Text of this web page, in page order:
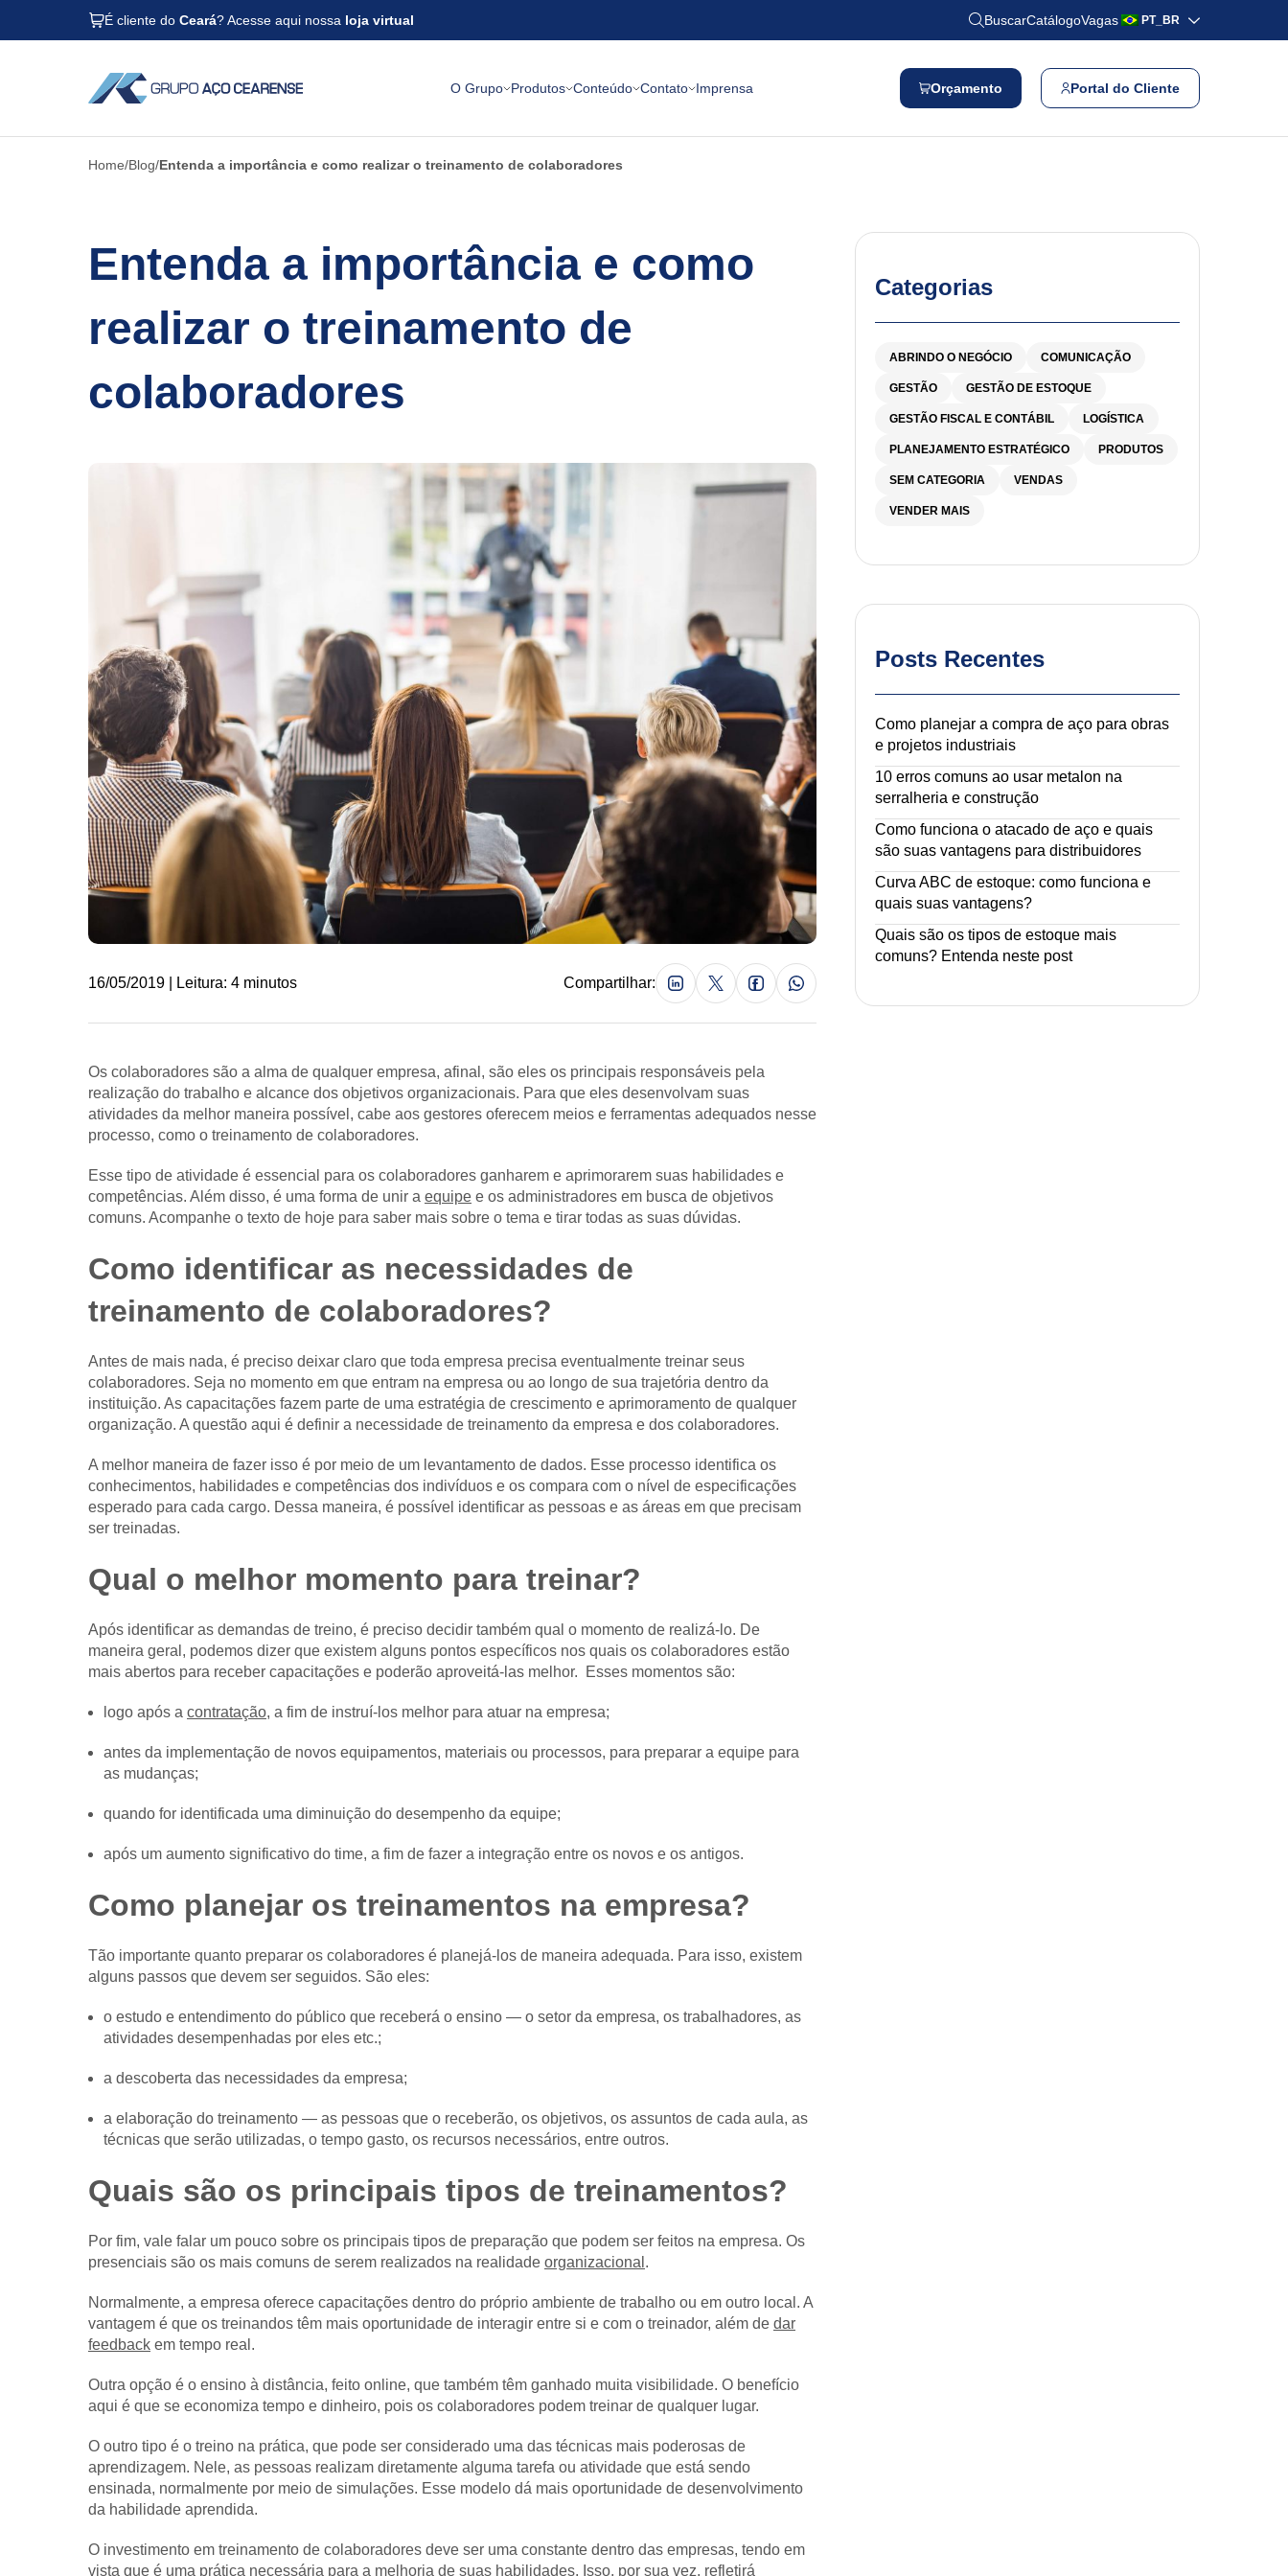
É cliente doCeará? Acesse aqui nossa loja virtual BuscarCatálogoVagas PT_BR
O Grupo Produtos Conteúdo Contato Imprensa Orçamento Portal do Cliente
Home Blog Entenda a importância e como realizar o treinamento de colaboradores
Entenda a importância e como
realizar o treinamento de
colaboradores
16/05/2019 | Leitura: 4 minutos Compartilhar:
Os colaboradores são a alma de qualquer empresa, afinal, são eles os principais responsáveis pela
realização do trabalho e alcance dos objetivos organizacionais. Para que eles desenvolvam suas
atividades da melhor maneira possível, cabe aos gestores oferecem meios e ferramentas adequados nesse
processo, como o treinamento de colaboradores.
Esse tipo de atividade é essencial para os colaboradores ganharem e aprimorarem suas habilidades e
competências. Além disso, é uma forma de unir a equipe e os administradores em busca de objetivos
comuns. Acompanhe o texto de hoje para saber mais sobre o tema e tirar todas as suas dúvidas.
Como identificar as necessidades de
treinamento de colaboradores?
Antes de mais nada, é preciso deixar claro que toda empresa precisa eventualmente treinar seus
colaboradores. Seja no momento em que entram na empresa ou ao longo de sua trajetória dentro da
instituição. As capacitações fazem parte de uma estratégia de crescimento e aprimoramento de qualquer
organização. A questão aqui é definir a necessidade de treinamento da empresa e dos colaboradores.
A melhor maneira de fazer isso é por meio de um levantamento de dados. Esse processo identifica os
conhecimentos, habilidades e competências dos indivíduos e os compara com o nível de especificações
esperado para cada cargo. Dessa maneira, é possível identificar as pessoas e as áreas em que precisam
ser treinadas.
Qual o melhor momento para treinar?
Após identificar as demandas de treino, é preciso decidir também qual o momento de realizá-lo. De
maneira geral, podemos dizer que existem alguns pontos específicos nos quais os colaboradores estão
mais abertos para receber capacitações e poderão aproveitá-las melhor. Esses momentos são:
logo após a contratação, a fim de instruí-los melhor para atuar na empresa;
antes da implementação de novos equipamentos, materiais ou processos, para preparar a equipe para
as mudanças;
quando for identificada uma diminuição do desempenho da equipe;
após um aumento significativo do time, a fim de fazer a integração entre os novos e os antigos.
Como planejar os treinamentos na empresa?
Tão importante quanto preparar os colaboradores é planejá-los de maneira adequada. Para isso, existem
alguns passos que devem ser seguidos. São eles:
o estudo e entendimento do público que receberá o ensino — o setor da empresa, os trabalhadores, as
atividades desempenhadas por eles etc.;
a descoberta das necessidades da empresa;
a elaboração do treinamento — as pessoas que o receberão, os objetivos, os assuntos de cada aula, as
técnicas que serão utilizadas, o tempo gasto, os recursos necessários, entre outros.
Quais são os principais tipos de treinamentos?
Por fim, vale falar um pouco sobre os principais tipos de preparação que podem ser feitos na empresa. Os
presenciais são os mais comuns de serem realizados na realidade organizacional .
Normalmente, a empresa oferece capacitações dentro do próprio ambiente de trabalho ou em outro local. A
vantagem é que os treinandos têm mais oportunidade de interagir entre si e com o treinador, além de dar
feedback em tempo real.
Outra opção é o ensino à distância, feito online, que também têm ganhado muita visibilidade. O benefício
aqui é que se economiza tempo e dinheiro, pois os colaboradores podem treinar de qualquer lugar.
O outro tipo é o treino na prática, que pode ser considerado uma das técnicas mais poderosas de
aprendizagem. Nele, as pessoas realizam diretamente alguma tarefa ou atividade que está sendo
ensinada, normalmente por meio de simulações. Esse modelo dá mais oportunidade de desenvolvimento
da habilidade aprendida.
O investimento em treinamento de colaboradores deve ser uma constante dentro das empresas, tendo em
vista que é uma prática necessária para a melhoria de suas habilidades. Isso, por sua vez, refletirá
Categorias
ABRINDO O NEGÓCIO COMUNICAÇÃO
GESTÃO GESTÃO DE ESTOQUE
GESTÃO FISCAL E CONTÁBIL LOGÍSTICA
PLANEJAMENTO ESTRATÉGICO PRODUTOS
SEM CATEGORIA VENDAS
VENDER MAIS
Posts Recentes
Como planejar a compra de aço para obras
e projetos industriais
10 erros comuns ao usar metalon na
serralheria e construção
Como funciona o atacado de aço e quais
são suas vantagens para distribuidores
Curva ABC de estoque: como funciona e
quais suas vantagens?
Quais são os tipos de estoque mais
comuns? Entenda neste post